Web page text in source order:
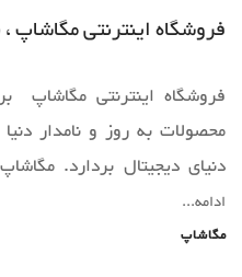
فروشگاه اینترنتی مگاشاپ
فروشگاه اینترنتی مگاشاپ
محصولات به روز و نامدار
دنیای دیجیتال بردارد.
وسیعی از محصولات به روز دنیا
محصولات قابل عرضه دراختیار
ادامه...
مگاشاپ